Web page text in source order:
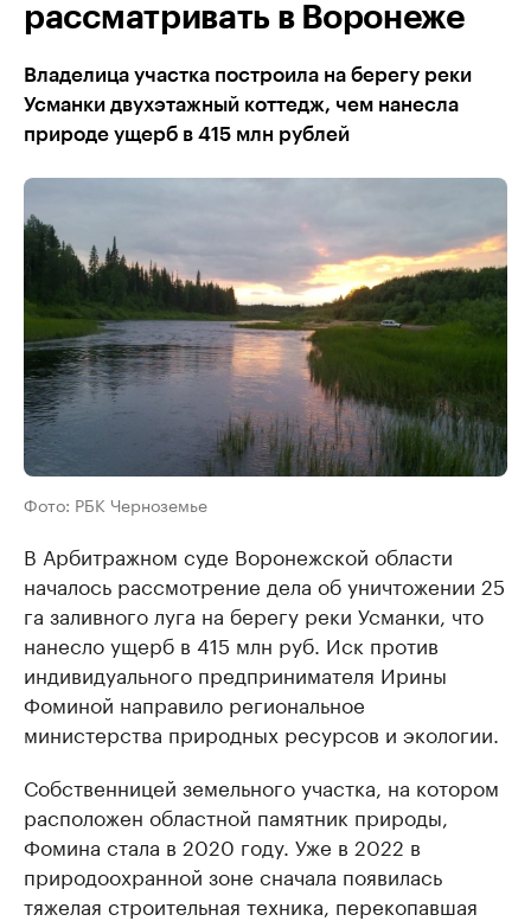
рассматривать в Воронеже
Владелица участка построила на берегу реки
Усманки двухэтажный коттедж, чем нанесла
природе ущерб в 415 млн рублей
Фото: РБК Черноземье
В Арбитражном суде Воронежской области
началось рассмотрение дела об уничтожении 25
га заливного луга на берегу реки Усманки, что
нанесло ущерб в 415 млн руб. Иск против
индивидуального предпринимателя Ирины
Фоминой направило региональное
министерства природных ресурсов и экологии.
Собственницей земельного участка, на котором
расположен областной памятник природы,
Фомина стала в 2020 году. Уже в 2022 в
природоохранной зоне сначала появилась
тяжелая строительная техника, перекопавшая